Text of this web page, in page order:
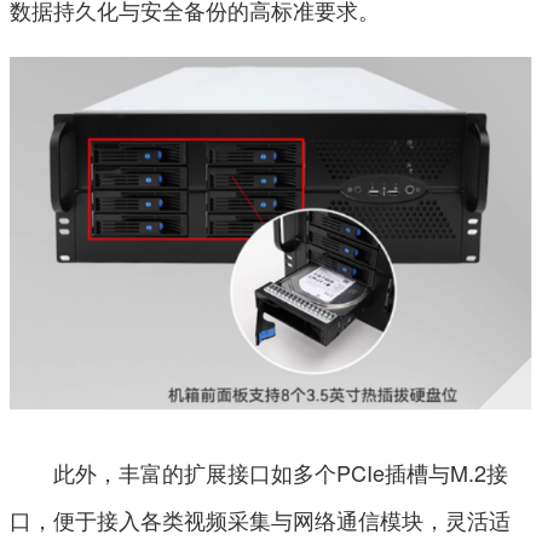
数据持久化与安全备份的高标准要求。
此外，丰富的扩展接口如多个PCIe插槽与M.2接
口，便于接入各类视频采集与网络通信模块，灵活适